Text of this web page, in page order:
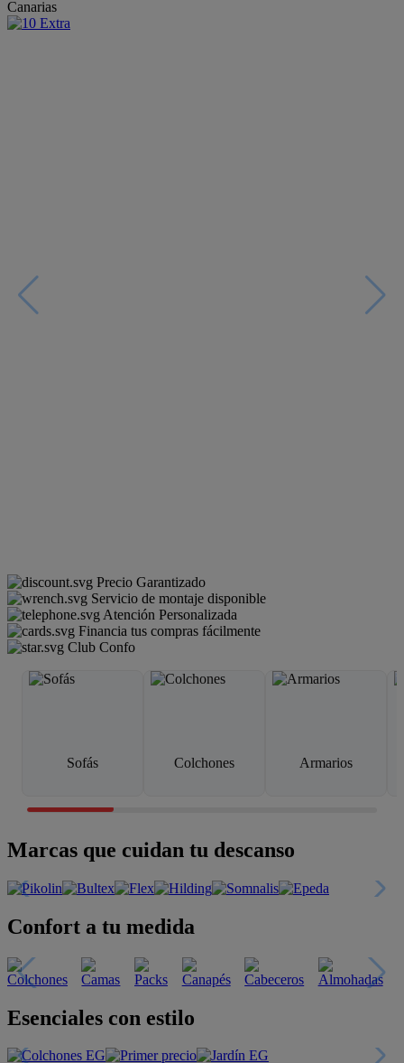
Canarias
Precio Garantizado
Servicio de montaje disponible
Atención Personalizada
Financia tus compras fácilmente
Club Confo
Sofás Colchones Armarios
Marcas que cuidan tu descanso
Confort a tu medida
Esenciales con estilo